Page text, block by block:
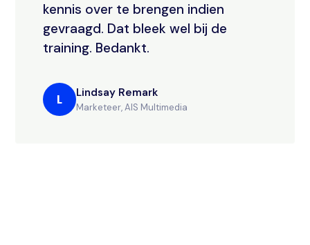
kennis over te brengen indien
gevraagd. Dat bleek wel bij de
training. Bedankt.
L Lindsay Remark
Marketeer, AIS Multimedia